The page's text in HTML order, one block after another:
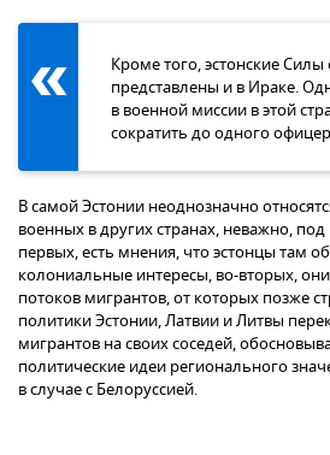
Кроме того, эстонские
представлены и в Ираке.
в военной миссии в этой
сократить до одного
В самой Эстонии неоднозначно
военных в других странах, неважно,
первых, есть мнения, что эстонцы там
колониальные интересы, во-вторых,
потоков мигрантов, от которых позже
политики Эстонии, Латвии и Литвы
мигрантов на своих соседей,
политические идеи регионального
в случае с Белоруссией.